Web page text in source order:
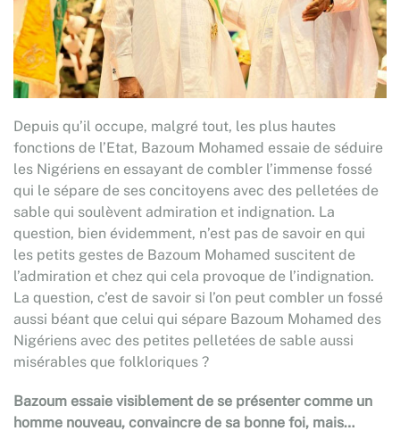
Depuis qu’il occupe, malgré tout, les plus hautes
fonctions de l’Etat, Bazoum Mohamed essaie de séduire
les Nigériens en essayant de combler l’immense fossé
qui le sépare de ses concitoyens avec des pelletées de
sable qui soulèvent admiration et indignation. La
question, bien évidemment, n’est pas de savoir en qui
les petits gestes de Bazoum Mohamed suscitent de
l’admiration et chez qui cela provoque de l’indignation.
La question, c’est de savoir si l’on peut combler un fossé
aussi béant que celui qui sépare Bazoum Mohamed des
Nigériens avec des petites pelletées de sable aussi
misérables que folkloriques ?
Bazoum essaie visiblement de se présenter comme un
homme nouveau, convaincre de sa bonne foi, mais…